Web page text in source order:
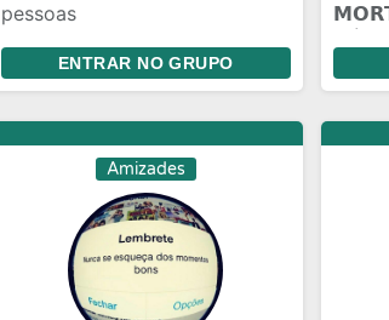
pessoas
colorida ou algo mais Chat e
bate papo Gincanas Chamadas
de vídeo em grupo Marcar
encontros Amizades com
Segundas intenções
ENTRAR NO GRUPO
🔥
Amizades